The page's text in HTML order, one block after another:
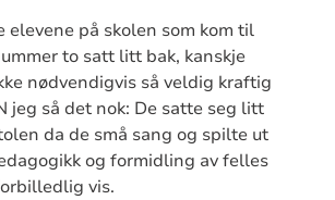
elevene på skolen som kom til
to satt litt bak, kanskje
nødvendigvis så veldig kraftig
jeg så det nok: De satte seg litt
da de små sang og spilte ut
og formidling av felles
vis.